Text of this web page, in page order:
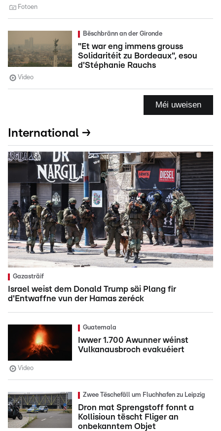
Fotoen
Bëschbränn an der Gironde
"Et war eng immens grouss
Solidaritéit zu Bordeaux", esou
d'Stéphanie Rauchs
Video
Méi uweisen
International →
Gazasträif
Israel weist dem Donald Trump säi Plang fir
d'Entwaffne vun der Hamas zeréck
Guatemala
Iwwer 1.700 Awunner wéinst
Vulkanausbroch evakuéiert
Video
Zwee Tëschefäll um Fluchhafen zu Leipzig
Dron mat Sprengstoff fonnt a
Kollisioun tëscht Fliger an
onbekanntem Objet